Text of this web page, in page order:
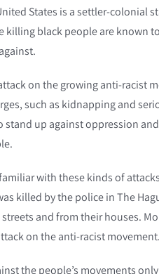
States is a settler-colonial
killing black people are known
on the growing anti-racist
such as kidnapping and
up against oppression
with these kinds of
killed by the police in The
and from their houses.
on the anti-racist movement.
the people’s movements